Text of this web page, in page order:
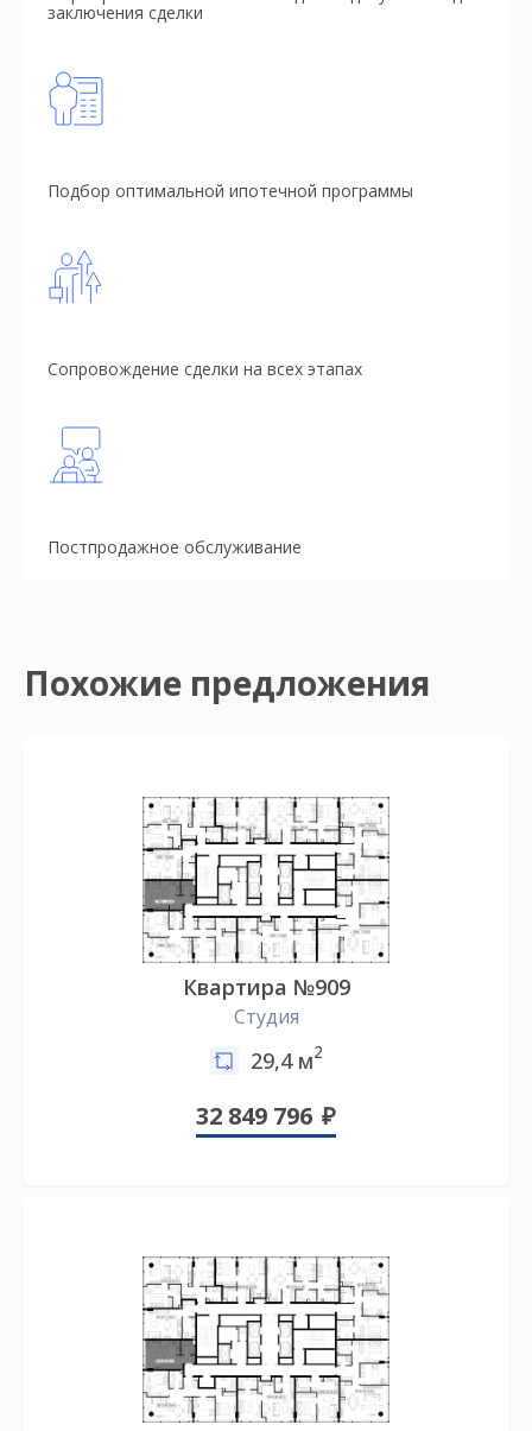
заключения сделки
Подбор оптимальной ипотечной программы
Сопровождение сделки на всех этапах
Постпродажное обслуживание
Похожие предложения
Квартира №909
Студия
29,4 м2
32 849 796